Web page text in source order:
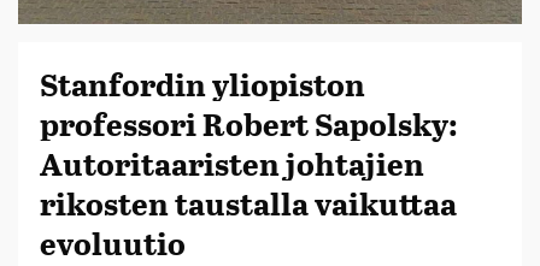
Stanfordin yliopiston
professori Robert Sapolsky:
Autoritaaristen johtajien
rikosten taustalla vaikuttaa
evoluutio